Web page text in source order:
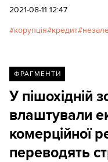
вписуючи у (майже
законодавства (що
2021-08-11 12:47
корупція кредит
ФРАГМЕНТИ
У пішохідній
влаштували
комерційної
переводять